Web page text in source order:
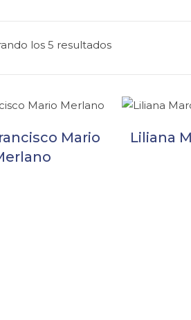
los 5 resultados
Mario
Liliana